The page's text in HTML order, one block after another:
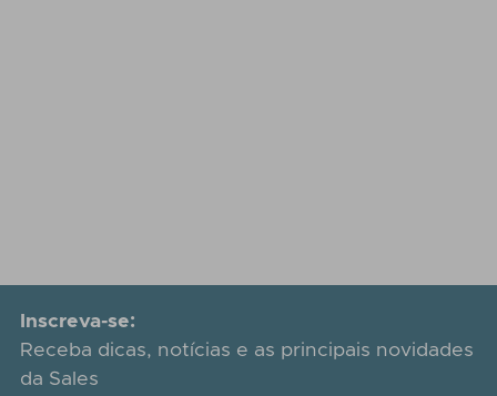
Inscreva-se:
Receba dicas, notícias e as principais novidades
da Sales